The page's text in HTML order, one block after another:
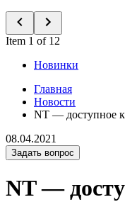
Item 1 of 12
Новинки
Главная
Новости
NT — доступное
08.04.2021
Задать вопрос
NT —